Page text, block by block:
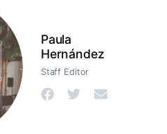
Paula
Hernández
Staff Editor